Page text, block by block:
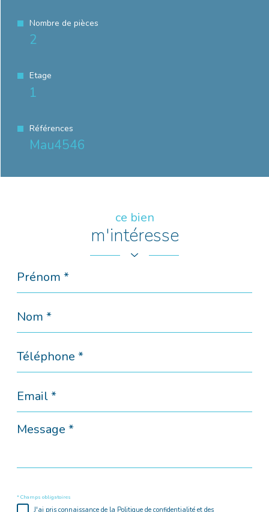
Nombre de pièces
2
Etage
1
Références
Mau4546
ce bien
m'intéresse
*
*
*
Message
* Champs obligatoires
J'ai pris connaissance de la Politique de confidentialité et des